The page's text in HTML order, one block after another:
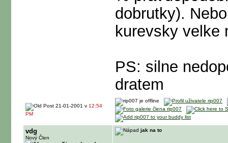
dobrutky).
kurevsky velke
PS: silne
dratem
21-01-2001 v 12:54
PM
vdg
Nový Člen
jak na to